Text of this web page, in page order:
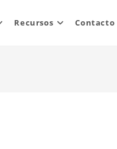
Recursos Contacto